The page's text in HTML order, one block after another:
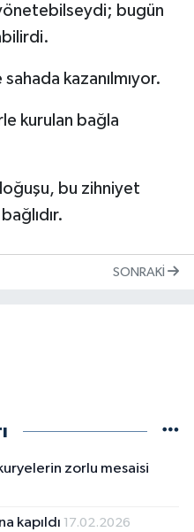
bugün
kazanılmıyor.
kurulan bağla
bu zihniyet
SONRAKI
zorlu mesaisi
kapıldı 17.02.2026